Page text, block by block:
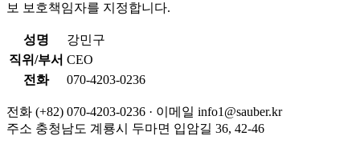
보 보호책임자를 지정합니다.
성명
강민구
직위/부서 CEO
전화
070-4203-0236
전화 (+82) 070-4203-0236 · 이메일 info1@sauber.kr
주소 충청남도 계룡시 두마면 입암길 36, 42-46